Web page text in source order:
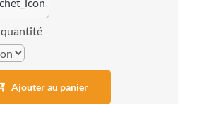
quantité
Ajouter au panier